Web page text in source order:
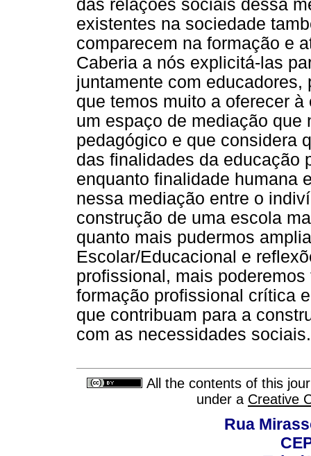
das relações sociais dessa
existentes na sociedade
comparecem na formação e
Caberia a nós explicitá-las
juntamente com
que temos muito a oferecer
um espaço de mediação
pedagógico e que considera
das finalidades da educação
enquanto finalidade humana
nessa mediação entre o
construção de uma escola
quanto mais pudermos
Escolar/Educacional e
profissional, mais
formação profissional crítica
que contribuam para a
com as necessidades sociais.
All the contents of this
under a Creative
Rua